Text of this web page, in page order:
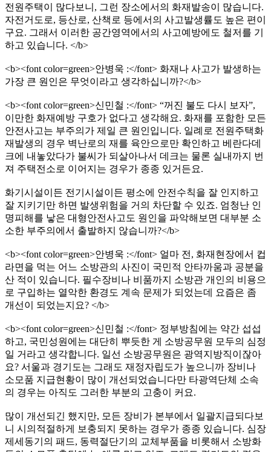
전원주택이 많다보니, 그런 장소에서의 화재발송이 많습니다.
자전거도로, 등산로, 산책로 등에서의 사고발생률도 높은 편이
구요. 그래서 이러한 공간영역에서의 사고예방에도 철저를 기
하고 있습니다. </b>
<b><font color=green>안병욱 :</font> 화재나 사고가 발생하는
가장 큰 원인은 무엇이라고 생각하십니까?</b>
<b><font color=green>신민철 :</font> “꺼진 불도 다시 보자”,
이만한 화재예방 구호가 없다고 생각해요. 화재를 포함한 모든
안전사고는 부주의가 제일 큰 원인입니다. 일례로 전원주택화
재발생의 경우 벽난로의 재를 육안으로만 확인하고 베란다데
크에 내놓았다가 불씨가 되살아나서 데크는 물론 실내까지 번
져 주택전소로 이어지는 경우가 종종 있거든요.
화기시설이든 전기시설이든 평소에 안전수칙을 잘 인지하고
잘 지키기만 하면 발생위험을 거의 차단할 수 있죠. 엄청난 인
명피해를 낳은 대형안전사고도 원인을 파악해보면 대부분 소
소한 부주의에서 출발하지 않습니까?</b>
<b><font color=green>안병욱 :</font> 얼마 전, 화재현장에서 컵
라면을 먹는 어느 소방관의 사진이 국민적 안타까움과 공분을
산 적이 있습니다. 필수장비나 비품까지 소방관 개인의 비용으
로 구입하는 열악한 환경도 계속 문제가 되었는데 요즘은 좀
개선이 되었는지요? </b>
<b><font color=green>신민철 :</font> 정부방침에는 약간 섭섭
하고, 국민성원에는 대단히 뿌듯한 게 소방공무원 모두의 심정
일 거라고 생각합니다. 일선 소방공무원은 광역지방직이잖아
요? 서울과 경기도는 그래도 재정자립도가 높으니까 장비나
소모품 지급현황이 많이 개선되었습니다만 타광역단체 소속
의 경우는 아직도 그러한 부분의 고충이 커요.
많이 개선되긴 했지만, 모든 장비가 본부에서 일괄지급되다보
니 시의적절하게 보충되지 못하는 경우가 종종 있습니다. 심장
제세동기의 패드, 동력절단기의 교체부품을 비롯해서 소방화